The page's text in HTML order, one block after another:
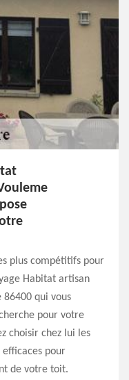
plus compétitifs pour
Habitat artisan
qui vous
pour votre
choisir chez lui les
pour
de votre toit.